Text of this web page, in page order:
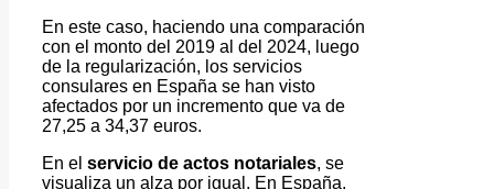
En este caso, haciendo una comparación
con el monto del 2019 al del 2024, luego
de la regularización, los servicios
consulares en España se han visto
afectados por un incremento que va de
27,25 a 34,37 euros.
En el servicio de actos notariales, se
visualiza un alza por igual. En España,